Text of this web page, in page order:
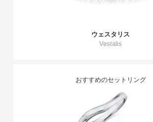
ウェスタリス
Vestalis
おすすめのセットリング